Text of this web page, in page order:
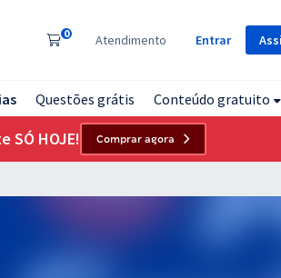
0 Atendimento Entrar
Questões grátis Conteúdo gratuito
SÓ HOJE! Comprar agora